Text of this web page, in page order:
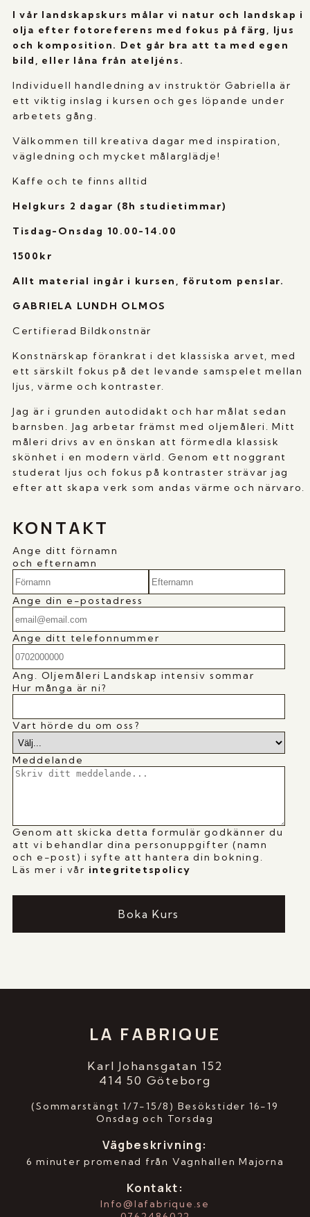
I vår landskapskurs målar vi natur och landskap i
olja efter fotoreferens med fokus på färg, ljus
och komposition. Det går bra att ta med egen
bild, eller låna från ateljéns.
Individuell handledning av instruktör Gabriella är
ett viktig inslag i kursen och ges löpande under
arbetets gång.
Välkommen till kreativa dagar med inspiration,
vägledning och mycket målarglädje!
Kaffe och te finns alltid
Helgkurs 2 dagar (8h studietimmar)
Tisdag-Onsdag 10.00-14.00
1500kr
Allt material ingår i kursen, förutom penslar.
GABRIELA LUNDH OLMOS
Certifierad Bildkonstnär
Konstnärskap förankrat i det klassiska arvet, med
ett särskilt fokus på det levande samspelet mellan
ljus, värme och kontraster.
Jag är i grunden autodidakt och har målat sedan
barnsben. Jag arbetar främst med oljemåleri. Mitt
måleri drivs av en önskan att förmedla klassisk
skönhet i en modern värld. Genom ett noggrant
studerat ljus och fokus på kontraster strävar jag
efter att skapa verk som andas värme och närvaro.
KONTAKT
Ange ditt förnamn
och efternamn
Ange din e-postadress
Ange ditt telefonnummer
Ang. Oljemåleri Landskap intensiv sommar
Hur många är ni?
Vart hörde du om oss?
Meddelande
Genom att skicka detta formulär godkänner du
att vi behandlar dina personuppgifter (namn
och e-post) i syfte att hantera din bokning.
Läs mer i vår integritetspolicy
Boka Kurs
LA FABRIQUE
Karl Johansgatan 152
414 50 Göteborg
(Sommarstängt 1/7-15/8) Besökstider 16-19
Onsdag och Torsdag
Vägbeskrivning:
6 minuter promenad från Vagnhallen Majorna
Kontakt:
Info@lafabrique.se